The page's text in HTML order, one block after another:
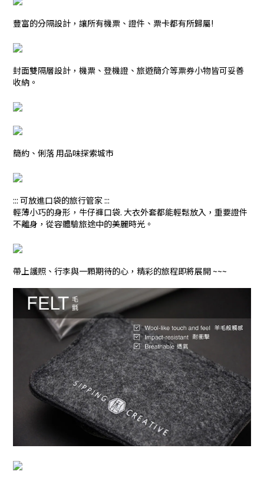
豐富的分隔設計，讓所有機票、證件、票卡都有所歸屬!
封面雙隔層設計，機票、登機證、旅遊簡介等票券小物皆可妥善
收納。
簡約、俐落 用品味探索城市
::: 可放進口袋的旅行管家 :::
輕薄小巧的身形，牛仔褲口袋. 大衣外套都能輕鬆放入，重要證件
不離身，從容體驗旅途中的美麗時光。
帶上護照、行李與一顆期待的心，精彩的旅程即將展開 ~~~